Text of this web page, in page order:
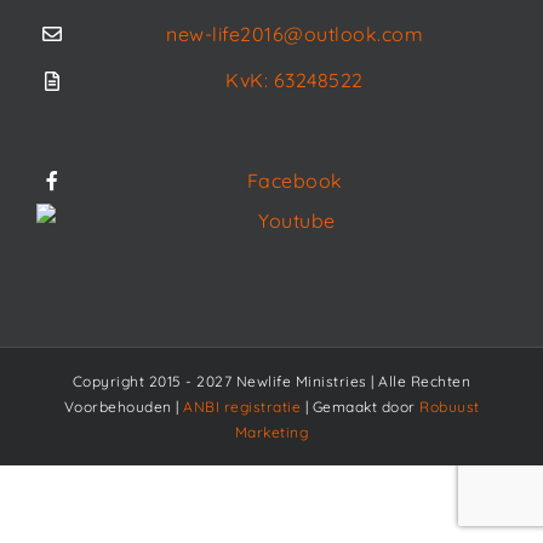
new-life2016@outlook.com
KvK: 63248522
Facebook
Youtube
Copyright 2015 - 2027 Newlife Ministries | Alle Rechten
Voorbehouden | ANBI registratie | Gemaakt door Robuust
Marketing